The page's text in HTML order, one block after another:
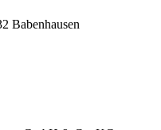
Babenhausen